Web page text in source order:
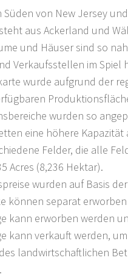
Süden von New Jersey
aus Ackerland und
und Häuser sind so
Verkaufsstellen im Spiel
wurde aufgrund der
wurden so
eine höhere Kapazität
Felder, die alle
Acres (8,236 Hektar).
wurden auf Basis
können separat
kann erworben werden
kann verkauft werden,
landwirtschaftlichen